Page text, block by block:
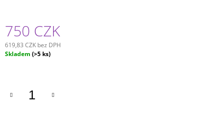
750 CZK
619,83 CZK bez DPH
Měrná
Skladem (>5 ks)